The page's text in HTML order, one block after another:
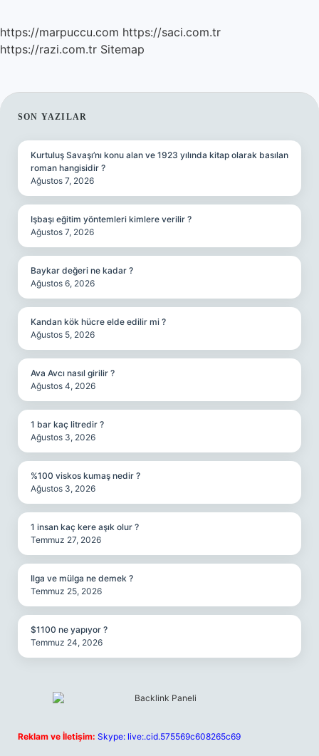
https://marpuccu.com https://saci.com.tr
https://razi.com.tr Sitemap
SIDEBAR
SON YAZILAR
Kurtuluş Savaşı’nı konu alan ve 1923 yılında kitap olarak basılan
roman hangisidir ?
Ağustos 7, 2026
Işbaşı eğitim yöntemleri kimlere verilir ?
Ağustos 7, 2026
Baykar değeri ne kadar ?
Ağustos 6, 2026
Kandan kök hücre elde edilir mi ?
Ağustos 5, 2026
Ava Avcı nasıl girilir ?
Ağustos 4, 2026
1 bar kaç litredir ?
Ağustos 3, 2026
%100 viskos kumaş nedir ?
Ağustos 3, 2026
1 insan kaç kere aşık olur ?
Temmuz 27, 2026
Ilga ve mülga ne demek ?
Temmuz 25, 2026
$1100 ne yapıyor ?
Temmuz 24, 2026
Reklam ve İletişim: Skype: live:.cid.575569c608265c69